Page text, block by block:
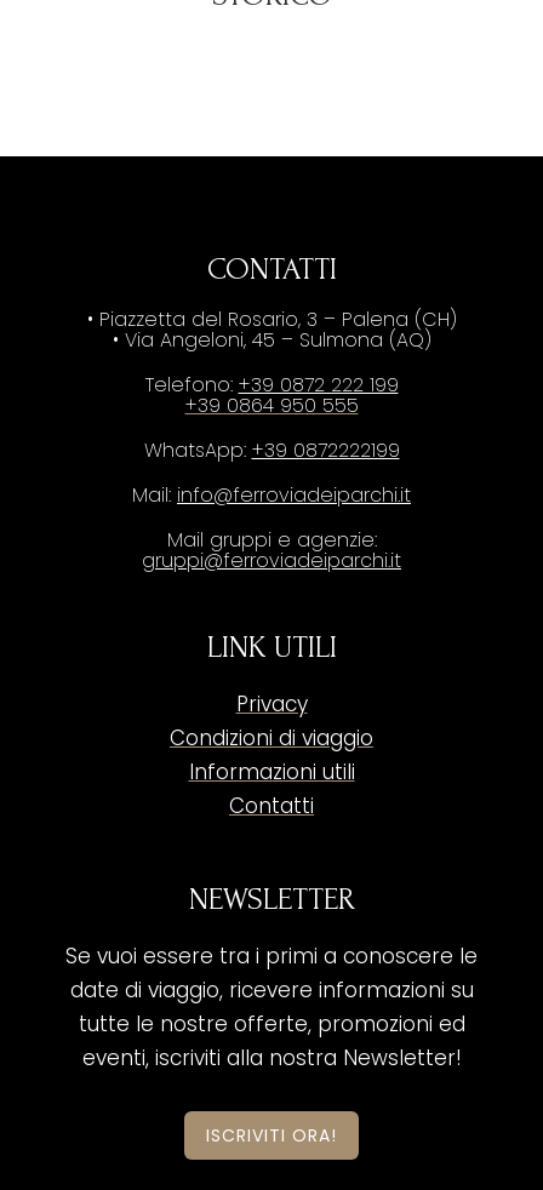
CONTATTI
• Piazzetta del Rosario, 3 – Palena (CH)
• Via Angeloni, 45 – Sulmona (AQ)
Telefono: +39 0872 222 199
+39 0864 950 555
WhatsApp: +39 0872222199
Mail: info@ferroviadeiparchi.it
Mail gruppi e agenzie:
gruppi@ferroviadeiparchi.it
LINK UTILI
Privacy
Condizioni di viaggio
Informazioni utili
Contatti
NEWSLETTER
Se vuoi essere tra i primi a conoscere le
date di viaggio, ricevere informazioni su
tutte le nostre offerte, promozioni ed
eventi, iscriviti alla nostra Newsletter!
ISCRIVITI ORA!